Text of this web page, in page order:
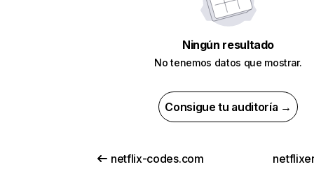
Ningún resultado
No tenemos datos que mostrar.
Consigue tu auditoría →
netflix-codes.com